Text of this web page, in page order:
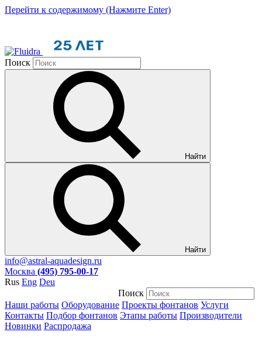
Перейти к содержимому (Нажмите Enter)
Поиск
Найти
Найти
info@astral-aquadesign.ru
Москва (495) 795-00-17
Rus Eng Deu
Поиск
Наши работы Оборудование Проекты фонтанов Услуги
Контакты Подбор фонтанов Этапы работы Производители
Новинки Распродажа